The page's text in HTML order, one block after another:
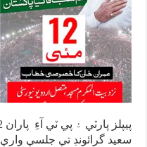
سعيد گرائونڊ تي جلسي واري